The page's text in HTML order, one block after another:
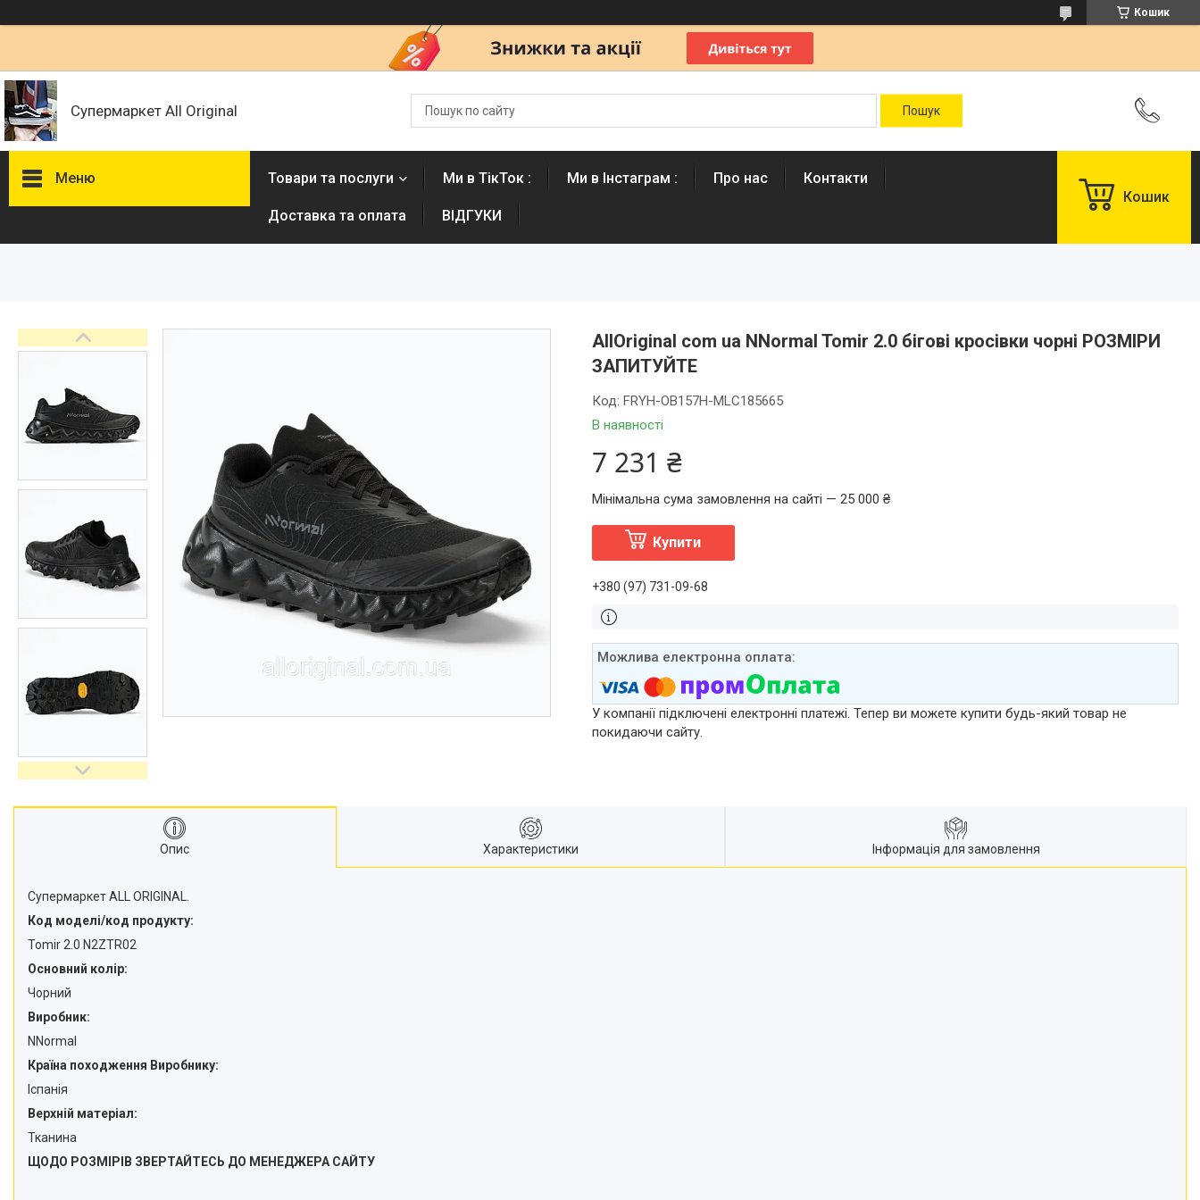
Кошик
Супермаркет All Original
Меню Товари та послуги Ми в ТікТок : Ми в Інстаграм : Про нас Контакти
Доставка та оплата ВІДГУКИ
Кошик
AllOriginal com ua NNormal Tomir 2.0 бігові кросівки чорні РОЗМІРИ
ЗАПИТУЙТЕ
В наявності
Код: FRYH-OB157H-MLC185665
7 231 ₴
Мінімальна сума замовлення на сайті — 25 000 ₴
Купити
+380 (97) 731-09-68
У компанії підключені електронні платежі. Тепер ви можете купити будь-який товар не
покидаючи сайту.
Опис Характеристики Інформація для замовлення
Супермаркет ALL ORIGINAL.
Код моделі/код продукту:
Tomir 2.0 N2ZTR02
Основний колір:
Чорний
Виробник:
NNormal
Країна походження Виробнику:
Іспанія
Верхній матеріал:
Тканина
ЩОДО РОЗМІРІВ ЗВЕРТАЙТЕСЬ ДО МЕНЕДЖЕРА САЙТУ